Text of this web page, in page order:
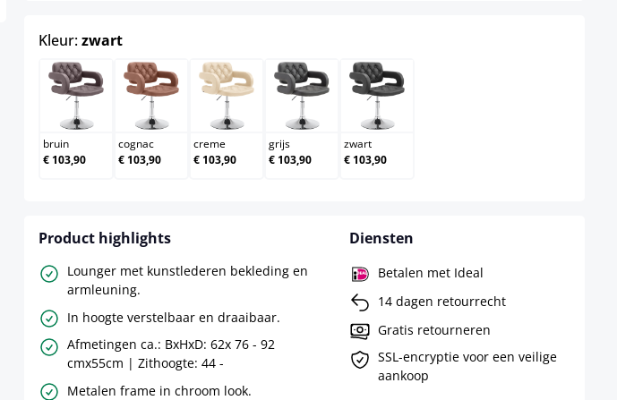
Kleur:zwartselect
bruin
bruin
€ 103,90
cognac
cognac
€ 103,90
creme
creme
€ 103,90
grijs
grijs
€ 103,90
zwart
zwart
€ 103,90
Product highlights
Lounger met kunstlederen bekleding en
armleuning.
In hoogte verstelbaar en draaibaar.
Afmetingen ca.: BxHxD: 62x 76 - 92
cmx55cm | Zithoogte: 44 -
Metalen frame in chroom look.
Diensten
Betalen met Ideal
14 dagen retourrecht
Gratis retourneren
SSL-encryptie voor een veilige
aankoop